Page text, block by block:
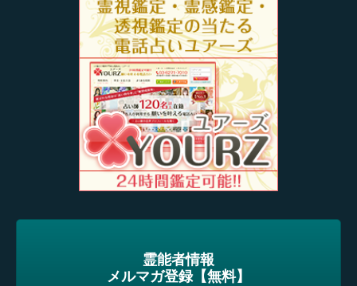
霊能者情報
メルマガ登録【無料】